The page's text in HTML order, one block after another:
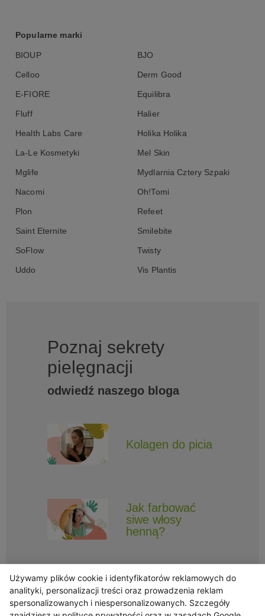
Popularne marki
BIOUP BJO
Celloo Derm Good
E-FIORE Equilibra
Fluff Halier
Health Labs Care Holika Holika
La-Le Kosmetyki Mel Skin
Mglife Mydlarnia Cztery Szpaki
Nacomi Oh!Tomi
Plon Refeet
Saint Eternite Smilebite
SoFlow Twisty
Uddo Vis Plantis
Poznaj sekrety
pielęgnacji
odwiedź naszego bloga
Kolagen do picia
Jak farbować
siwe włosy
henną?
Używamy plików cookie i identyfikatorów reklamowych do
analityki, personalizacji treści oraz prowadzenia reklam
spersonalizowanych i niespersonalizowanych. Szczegóły